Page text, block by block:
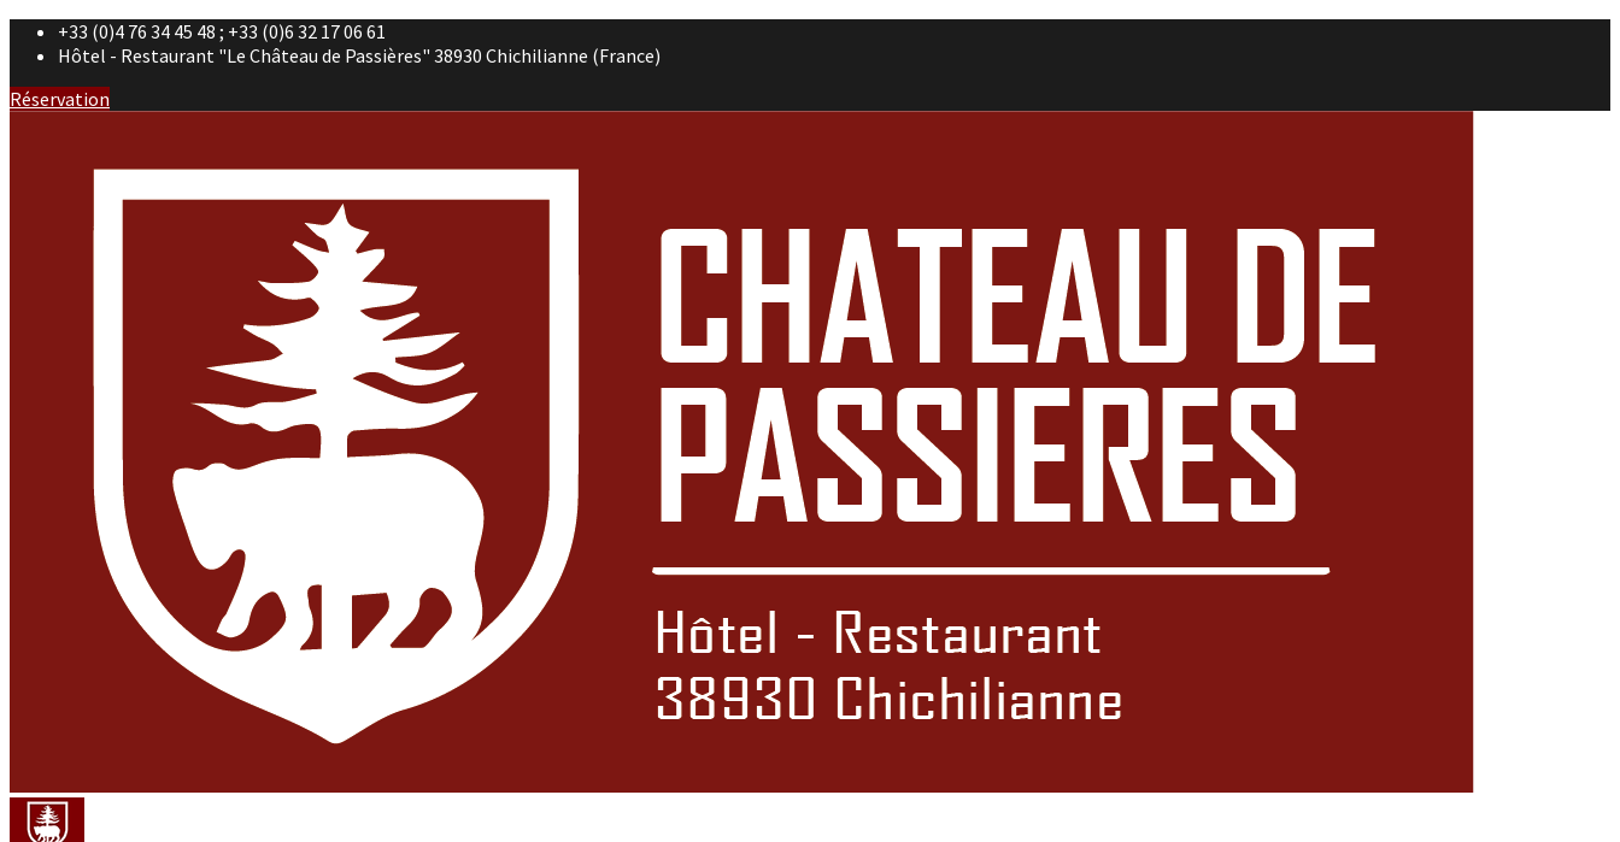
+33 (0)4 76 34 45 48 ; +33 (0)6 32 17 06 61
Hôtel - Restaurant "Le Château de Passières" 38930 Chichilianne (France)
Réservation